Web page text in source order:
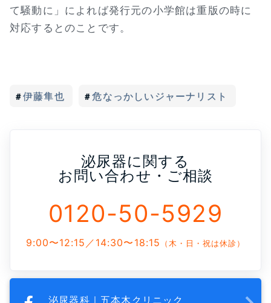
て騒動に」によれば発行元の小学館は重版の時に
対応するとのことです。
伊藤隼也 危なっかしいジャーナリスト
泌尿器に関する
お問い合わせ・ご相談
0120-50-5929
9:00〜12:15／14:30〜18:15 （木・日・祝は休診）
泌尿器科｜五本木クリニック